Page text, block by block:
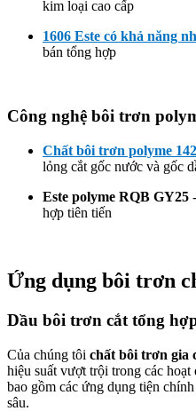
kim loại cao cấp
1606 Este có khả năng
bán tổng hợp
Công nghệ bôi trơn
Chất bôi trơn polyme
lỏng cắt gốc nước và gốc
Este polyme RQB GY25
hợp tiên tiến
Ứng dụng bôi trơn
Dầu bôi trơn cắt tổng
Của chúng tôi chất bôi trơn gia
hiệu suất vượt trội trong các
bao gồm các ứng dụng tiện
sâu.